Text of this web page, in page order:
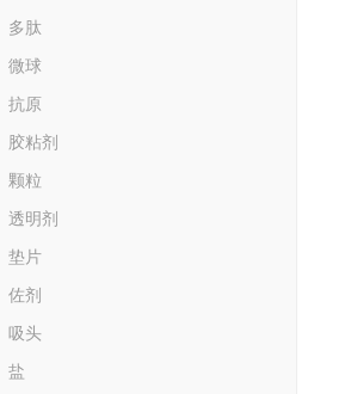
多肽
微球
抗原
胶粘剂
颗粒
透明剂
垫片
佐剂
吸头
盐